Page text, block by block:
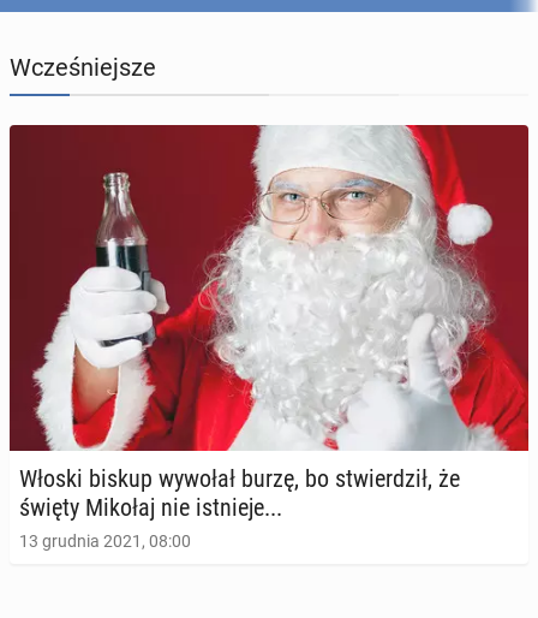
Wcześniejsze
Włoski biskup wywołał burzę, bo stwier­dził, że
święty Mikołaj nie ist­nie­je...
13 grudnia 2021, 08:00